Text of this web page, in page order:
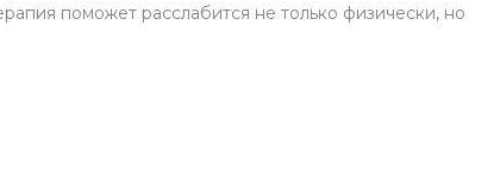
поможет расслабится не только физически, но